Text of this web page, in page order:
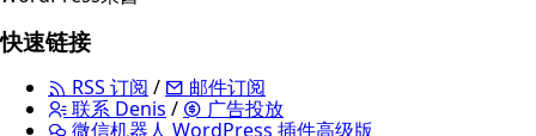
快速链接
RSS 订阅 /
邮件订阅
联系 Denis /
广告投放
微信机器人 WordPress 插件高级版